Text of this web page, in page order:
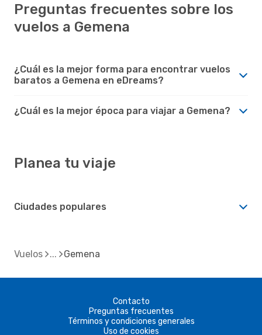
Preguntas frecuentes sobre los
vuelos a Gemena
¿Cuál es la mejor forma para encontrar vuelos
baratos a Gemena en eDreams?
¿Cuál es la mejor época para viajar a Gemena?
Planea tu viaje
Ciudades populares
Vuelos Gemena
Contacto
Preguntas frecuentes
Términos y condiciones generales
Uso de cookies